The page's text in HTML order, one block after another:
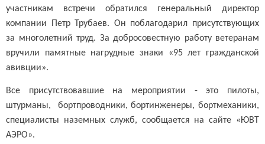
участникам встречи обратился генеральный директор
компании Петр Трубаев. Он поблагодарил присутствующих
за многолетний труд. За добросовестную работу ветеранам
вручили памятные нагрудные знаки «95 лет гражданской
авивции».
Все присутствовавшие на мероприятии - это пилоты,
штурманы, бортпроводники, бортинженеры, бортмеханики,
специалисты наземных служб, сообщается на сайте «ЮВТ
АЭРО».